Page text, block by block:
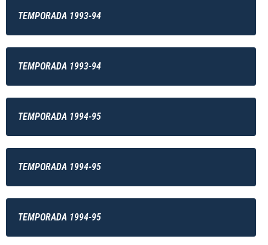
TEMPORADA 1993-94
TEMPORADA 1993-94
TEMPORADA 1994-95
TEMPORADA 1994-95
TEMPORADA 1994-95